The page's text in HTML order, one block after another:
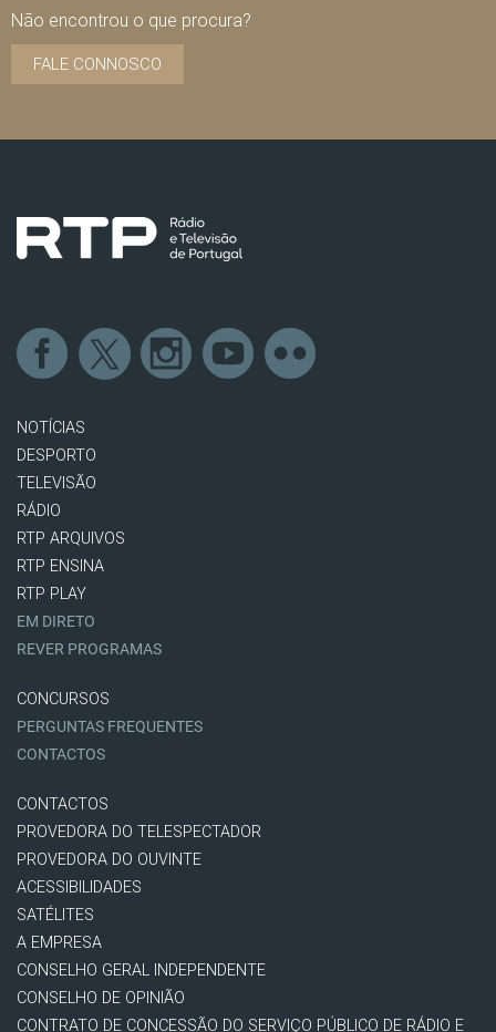
Não encontrou o que procura?
FALE CONNOSCO
NOTÍCIAS
DESPORTO
TELEVISÃO
RÁDIO
RTP ARQUIVOS
RTP ENSINA
RTP PLAY
EM DIRETO
REVER PROGRAMAS
CONCURSOS
PERGUNTAS FREQUENTES
CONTACTOS
CONTACTOS
PROVEDORA DO TELESPECTADOR
PROVEDORA DO OUVINTE
ACESSIBILIDADES
SATÉLITES
A EMPRESA
CONSELHO GERAL INDEPENDENTE
CONSELHO DE OPINIÃO
CONTRATO DE CONCESSÃO DO SERVIÇO PÚBLICO DE RÁDIO E